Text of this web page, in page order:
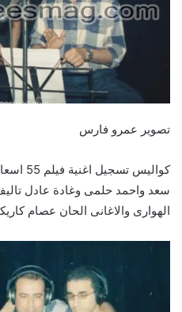
تصوير عمرو فارس
سعد واحمد حلمى وغادة عادل
الهوارى والاغانى الحان عصام